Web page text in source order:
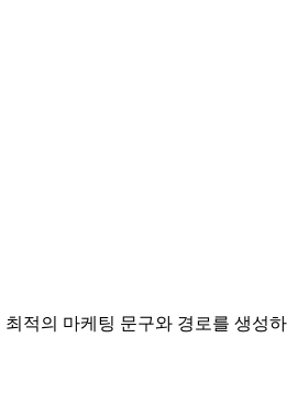
적의 마케팅 문구와 경로를 생성하